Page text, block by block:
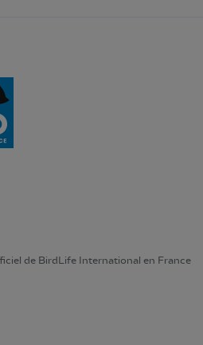
de BirdLife International en France